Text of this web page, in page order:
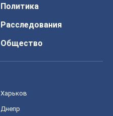
Политика
Расследования
Общество
Харьков
Днепр